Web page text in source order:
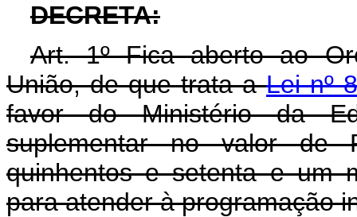
DECRETA:
Art. 1º Fica aberto ao
União, de que trata aLei nº
favor do Ministério da
suplementar no valor de
quinhentos e setenta e um
para atender à programação